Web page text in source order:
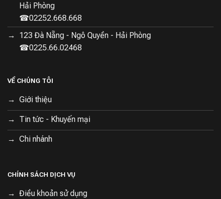
Hải Phòng
☎02252.668.668
123 Đà Nẵng - Ngô Quyền - Hải Phòng
☎0225.66.02468
VỀ CHÚNG TÔI
Giới thiệu
Tin tức - Khuyến mại
Chi nhánh
CHÍNH SÁCH DỊCH VỤ
Điều khoản sử dụng